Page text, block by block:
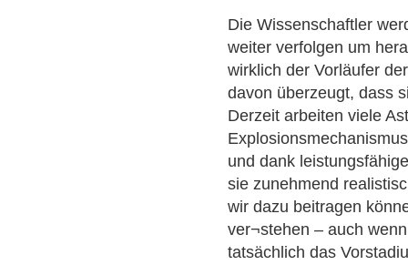
Die Wissenschaftler
weiter verfolgen um
wirklich der Vorläufer
davon überzeugt, dass
Derzeit arbeiten viele
und dank
sie zunehmend
wir dazu beitragen
ver¬stehen – auch
tatsächlich das